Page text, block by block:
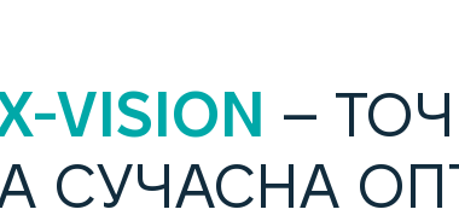
VISION –
СУЧАСНА